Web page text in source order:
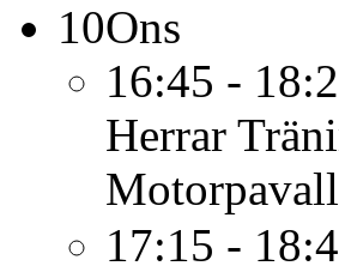
10Ons
16:45 -
Herrar
17:15 -